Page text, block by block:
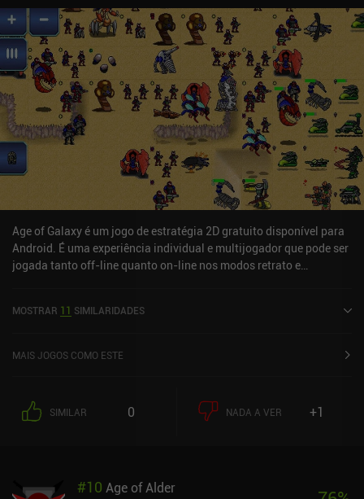
complexo o suficiente para oferecer um desafio satisfatório aos
jogadores de guerra veteranos. E com batalhas que duram de 15
minutos a algumas horas em mapas grandes, ele é ideal para
sessões de jogo curtas e longas. O jogo apresenta uma bela e
vibrante arte em pixel com animações de combate suaves e uma
trilha sonora retrô que parece nostálgica sem ser datada. Os
controles são simples e intuitivos durante as batalhas e, embora
eu tenha demorado um pouco para encontrar algumas opções do
menu, a interface do usuário faz bom uso do tamanho limitado da
tela dos dispositivos móveis. Os únicos outros problemas são que
o editor de mapas parece estranho em telas menores, encontrei
alguns pequenos bugs e seria bom poder renomear as campanhas
em andamento. O Athena Crisis é gratuito para testar, com um
único iAP de US$ 19,99 para desbloquear o jogo completo. Embora
seja caro, sua jogabilidade sólida e flexível baseada em turnos,
com muita capacidade de reprodução, faz com que o custo valha a
Age of Galaxy é um jogo de estratégia 2D gratuito disponível para
Android. É uma experiência individual e multijogador que pode ser
jogada tanto off-line quanto on-line nos modos retrato e
MOSTRAR 11 SIMILARIDADES
MAIS JOGOS COMO ESTE
SIMILAR 0 NADA A VER +1
#10 Age of Alder